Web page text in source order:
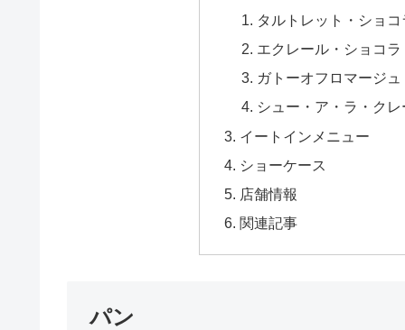
タルトレット・ショ
エクレール・ショコ
ガトーオフロマージ
シュー・ア・ラ・ク
イートインメニュー
ショーケース
店舗情報
関連記事
パン